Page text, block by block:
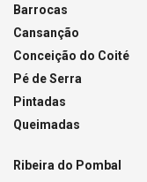
Barrocas
Cansanção
Conceição do Coité
Pé de Serra
Pintadas
Queimadas
Ribeira do Pombal